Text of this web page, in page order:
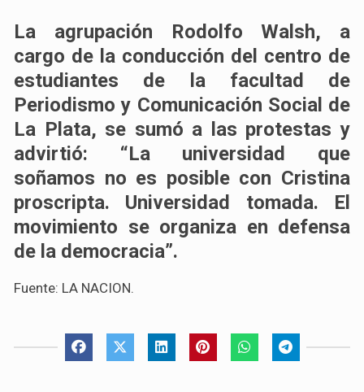
La agrupación Rodolfo Walsh, a
cargo de la conducción del centro de
estudiantes de la facultad de
Periodismo y Comunicación Social de
La Plata, se sumó a las protestas y
advirtió: “La universidad que
soñamos no es posible con Cristina
proscripta. Universidad tomada. El
movimiento se organiza en defensa
de la democracia”.
Fuente: LA NACION.